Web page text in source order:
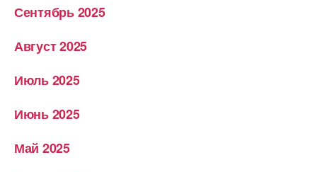
Сентябрь 2025
Август 2025
Июль 2025
Июнь 2025
Май 2025